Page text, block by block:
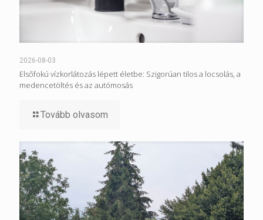
2026-08-03
Elsőfokú vízkorlátozás lépett életbe: Szigorúan tilos a locsolás, a
medencetöltés és az autómosás
Tovább olvasom